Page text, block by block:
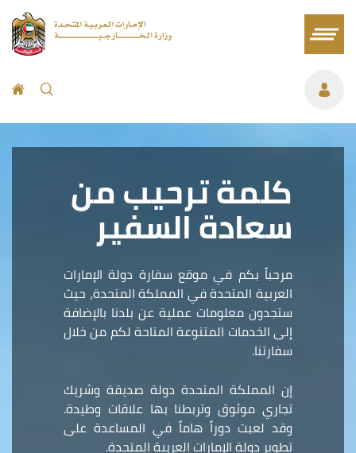
كلمة ترحيب من
سعادة السفير
مرحباً بكم في موقع سفارة دولة الإمارات
العربية المتحدة في المملكة المتحدة، حيث
ستجدون معلومات عملية عن بلدنا بالإضافة
إلى الخدمات المتنوعة المتاحة لكم من خلال
سفارتنا.
إن المملكة المتحدة دولة صديقة وشريك
تجاري موثوق وتربطنا بها علاقات وطيدة.
وقد لعبت دوراً هاماً في المساعدة على
تطوير دولة الإمارات العربية المتحدة.